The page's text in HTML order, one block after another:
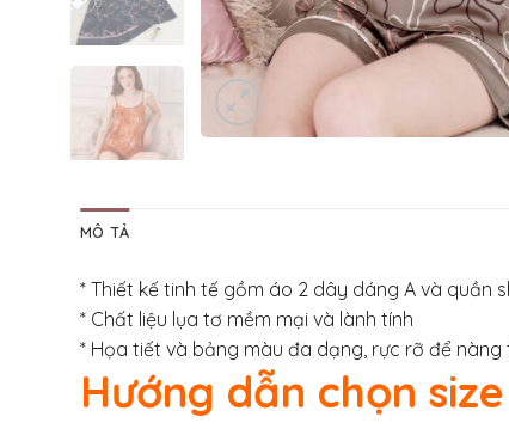
MÔ TẢ
* Thiết kế tinh tế gồm áo 2 dây dáng A và
* Chất liệu lụa tơ mềm mại và lành tính
* Họa tiết và bảng màu đa dạng, rực rỡ để
Hướng dẫn chọn size